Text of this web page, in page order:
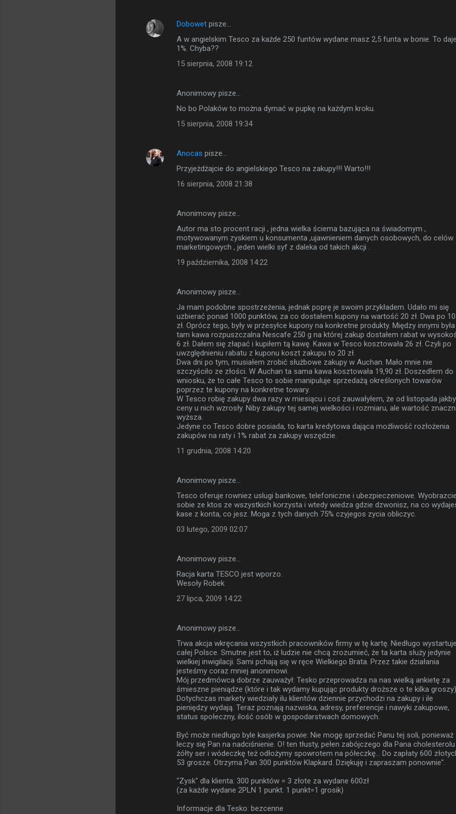
n
Dobowet pisze…
A w angielskim Tesco za każde 250 funtów wydane masz 2,5 funta w bonie. To
1%. Chyba??
15 sierpnia, 2008 19:12
Anonimowy pisze…
No bo Polaków to można dymać w pupkę na każdym kroku.
15 sierpnia, 2008 19:34
Anocas pisze…
Przyjeżdżajcie do angielskiego Tesco na zakupy!!! Warto!!!
16 sierpnia, 2008 21:38
Anonimowy pisze…
Autor ma sto procent racji , jedna wielka ściema bazująca na świadomym ,
motywowanym zyskiem u konsumenta ,ujawnieniem danych osobowych, do celów
marketingowych , jeden wielki syf z daleka od takich akcji .
19 października, 2008 14:22
Anonimowy pisze…
Ja mam podobne spostrzeżenia, jednak poprę je swoim przykładem. Udało mi się
uzbierać ponad 1000 punktów, za co dostałem kupony na wartość 20 zł. Dwa po 10
zł. Oprócz tego, były w przesyłce kupony na konkretne produkty. Między innymi była
tam kawa rozpuszczalna Nescafe 250 g na której zakup dostałem rabat w
6 zł. Dałem się złapać i kupiłem tą kawę. Kawa w Tesco kosztowała 26 zł. Czyli po
uwzględnieniu rabatu z kuponu koszt zakupu to 20 zł.
Dwa dni po tym, musiałem zrobić służbowe zakupy w Auchan. Mało mnie nie
szczyściło ze złości. W Auchan ta sama kawa kosztowała 19,90 zł. Doszedłem do
wniosku, że to całe Tesco to sobie manipuluje sprzedażą określonych towarów
poprzez te kupony na konkretne towary.
W Tesco robię zakupy dwa razy w miesiącu i coś zauwałyłem, że od listopada jakby
ceny u nich wzrosły. Niby zakupy tej samej wielkości i rozmiaru, ale wartość
wyższa.
Jedyne co Tesco dobre posiada, to karta kredytowa dająca możliwość rozłożenia
zakupów na raty i 1% rabat za zakupy wszędzie.
11 grudnia, 2008 14:20
Anonimowy pisze…
Tesco oferuje rowniez uslugi bankowe, telefoniczne i ubezpieczeniowe.
sobie ze ktos ze wszystkich korzysta i wtedy wiedza gdzie dzwonisz, na co
kase z konta, co jesz. Moga z tych danych 75% czyjegos zycia obliczyc.
03 lutego, 2009 02:07
Anonimowy pisze…
Racja karta TESCO jest wporzo.
Wesoły Robek
27 lipca, 2009 14:22
Anonimowy pisze…
Trwa akcja wkręcania wszystkich pracowników firmy w tę kartę. Niedługo
całej Polsce. Smutne jest to, iż ludzie nie chcą zrozumieć, że ta karta służy jedynie
wielkiej inwigilacji. Sami pchają się w ręce Wielkiego Brata. Przez takie działania
jesteśmy coraz mniej anonimowi.
Mój przedmówca dobrze zauważył: Tesko przeprowadza na nas wielką ankietę za
śmieszne pieniądze (które i tak wydamy kupując produkty droższe o te kilka
Dotychczas markety wiedziały ilu klientów dziennie przychodzi na zakupy i ile
pieniędzy wydają. Teraz poznają nazwiska, adresy, preferencje i nawyki zakupowe,
status społeczny, ilość osób w gospodarstwach domowych.
Być może niedługo byle kasjerka powie: Nie mogę sprzedać Panu tej soli, ponieważ
leczy się Pan na nadciśnienie. O! ten tłusty, pełen zabójczego dla Pana cholesterolu
żółty ser i wódeczkę też odłożymy spowrotem na półeczkę... Do zapłaty 600
53 grosze. Otrzyma Pan 300 punktów Klapkard. Dziękuję i zapraszam ponownie".
"Zysk" dla klienta: 300 punktów = 3 złote za wydane 600zł
(za każde wydane 2PLN 1 punkt. 1 punkt=1 grosik)
Informacje dla Tesko: bezcenne